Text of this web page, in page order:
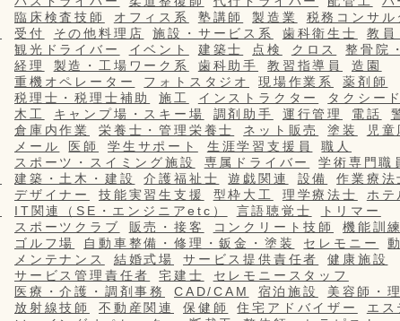
臨床検査技師
オフィス系 塾講師 製造業 税務コンサル
受付
その他料理店 施設・サービス系 歯科衛生士 教員
観光ドライバー
イベント 建築士 点検 クロス
整骨院
経理
製造・工場ワーク系 歯科助手 教習指導員
造園
重機オペレーター
フォトスタジオ 現場作業系
薬剤師
税理士・税理士補助
施工 インストラクター
タクシー
木工
キャンプ場・スキー場 調剤助手 運行管理 電話
倉庫内作業
栄養士・管理栄養士 ネット販売 塗装
児童
メール
医師 学生サポート 生涯学習支援員
職人
スポーツ・スイミング施設
専属ドライバー 学術専門職
建築・土木・建設
介護福祉士 遊戯関連 設備 作業療法
デザイナー
技能実習生支援 型枠大工 理学療法士
ホテ
IT関連（SE・エンジニアetc）
言語聴覚士
トリマー
スポーツクラブ
販売・接客 コンクリート技師
機能訓
ゴルフ場
自動車整備・修理・鈑金・塗装 セレモニー
メンテナンス
結婚式場 サービス提供責任者
健康施設
サービス管理責任者
宅建士
セレモニースタッフ
医療・介護・調剤事務
CAD/CAM 宿泊施設
美容師・
放射線技師
不動産関連 保健師 住宅アドバイザー
エス